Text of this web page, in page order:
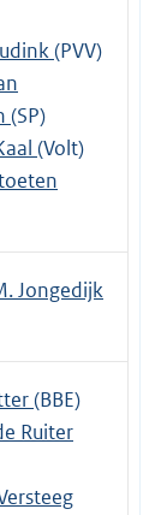
(PVV)
(SP)
(Volt)
Jongedijk
(BBE)
Ruiter